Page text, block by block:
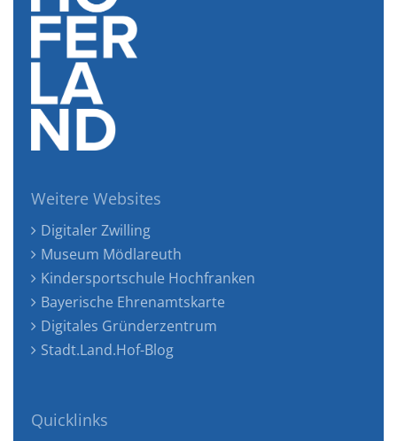
Weitere Websites
Digitaler Zwilling
Museum Mödlareuth
Kindersportschule Hochfranken
Bayerische Ehrenamtskarte
Digitales Gründerzentrum
Stadt.Land.Hof-Blog
Quicklinks